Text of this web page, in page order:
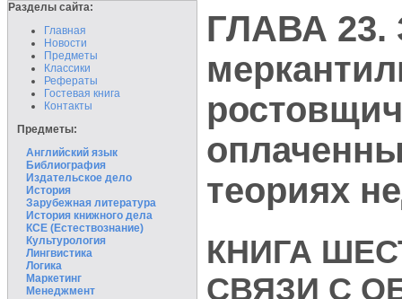
Разделы сайта:
Главная
Новости
Предметы
Классики
Рефераты
Гостевая книга
Контакты
Предметы:
Английский язык
Библиография
Издательское дело
История
Зарубежная литература
История книжного дела
КСЕ (Естествознание)
Культурология
Лингвистика
Логика
Маркетинг
Менеджмент
ГЛАВА 23.
теориях
КНИГА
СВЯЗИ С